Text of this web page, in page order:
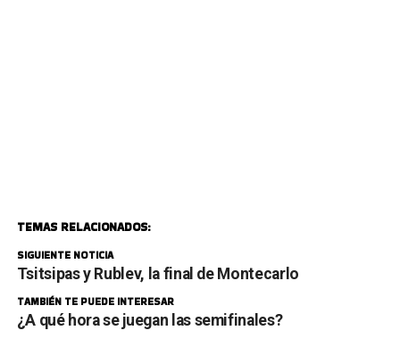
TEMAS RELACIONADOS:
SIGUIENTE NOTICIA
Tsitsipas y Rublev, la final de Montecarlo
TAMBIÉN TE PUEDE INTERESAR
¿A qué hora se juegan las semifinales?